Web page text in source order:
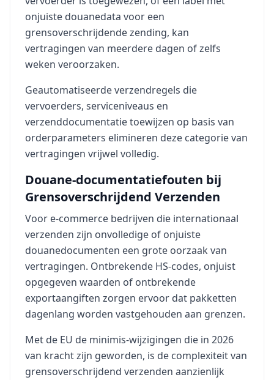
onjuiste douanedata voor een
grensoverschrijdende zending, kan
vertragingen van meerdere dagen of zelfs
weken veroorzaken.
Geautomatiseerde verzendregels die
vervoerders, serviceniveaus en
verzenddocumentatie toewijzen op basis van
orderparameters elimineren deze categorie van
vertragingen vrijwel volledig.
Douane-documentatiefouten bij
Grensoverschrijdend Verzenden
Voor e-commerce bedrijven die internationaal
verzenden zijn onvolledige of onjuiste
douanedocumenten een grote oorzaak van
vertragingen. Ontbrekende HS-codes, onjuist
opgegeven waarden of ontbrekende
exportaangiften zorgen ervoor dat pakketten
dagenlang worden vastgehouden aan grenzen.
Met de EU de minimis-wijzigingen die in 2026
van kracht zijn geworden, is de complexiteit van
grensoverschrijdend verzenden aanzienlijk